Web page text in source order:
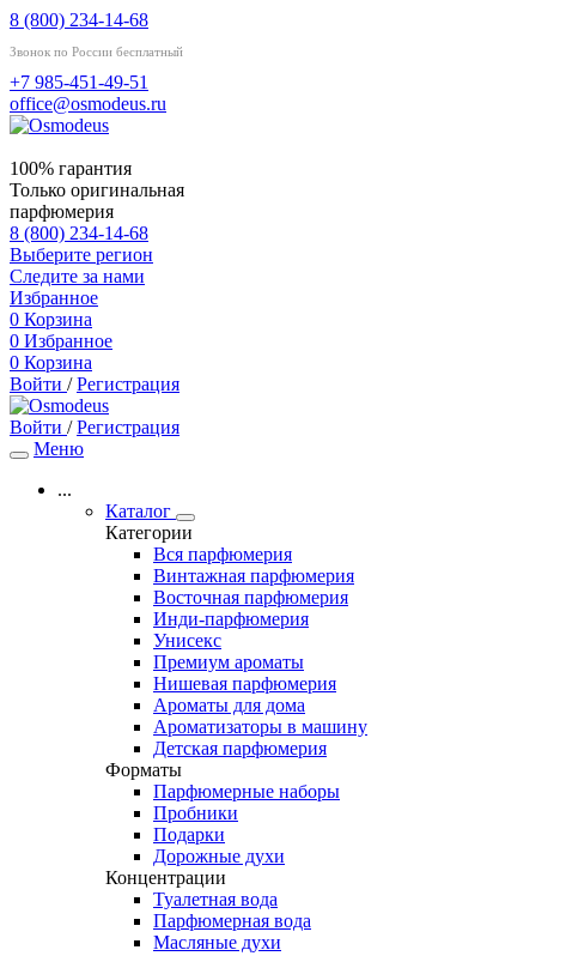
8 (800) 234-14-68
Звонок по России бесплатный
+7 985-451-49-51
office@osmodeus.ru
100% гарантия
Только оригинальная
парфюмерия
8 (800) 234-14-68
Выберите регион
Следите за нами
Избранное
0 Корзина
0 Избранное
0 Корзина
Войти / Регистрация
Войти / Регистрация
Меню
...
Каталог
Категории
Вся парфюмерия
Винтажная парфюмерия
Восточная парфюмерия
Инди-парфюмерия
Унисекс
Премиум ароматы
Нишевая парфюмерия
Ароматы для дома
Ароматизаторы в машину
Детская парфюмерия
Форматы
Парфюмерные наборы
Пробники
Подарки
Дорожные духи
Концентрации
Туалетная вода
Парфюмерная вода
Масляные духи